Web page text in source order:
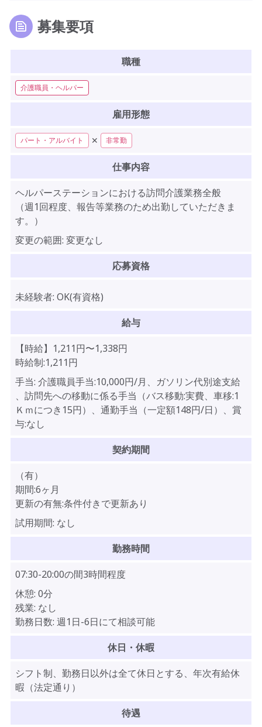
募集要項
職種
介護職員・ヘルパー
雇用形態
パート・アルバイト ✕ 非常勤
仕事内容
ヘルパーステーションにおける訪問介護業務全般
（週1回程度、報告等業務のため出勤していただきま
す。）
変更の範囲: 変更なし
応募資格
未経験者: OK(有資格)
給与
【時給】 1,211円〜1,338円
時給制:1,211円
手当: 介護職員手当:10,000円/月、ガソリン代別途支給
、訪問先への移動に係る手当（バス移動:実費、車移:1
Ｋｍにつき15円）、通勤手当（一定額148円/日）、賞
与:なし
契約期間
（有）
期間:6ヶ月
更新の有無:条件付きで更新あり
試用期間: なし
勤務時間
07:30-20:00の間3時間程度
休憩: 0分
残業: なし
勤務日数: 週1日-6日にて相談可能
休日・休暇
シフト制、勤務日以外は全て休日とする、年次有給休
暇（法定通り）
待遇